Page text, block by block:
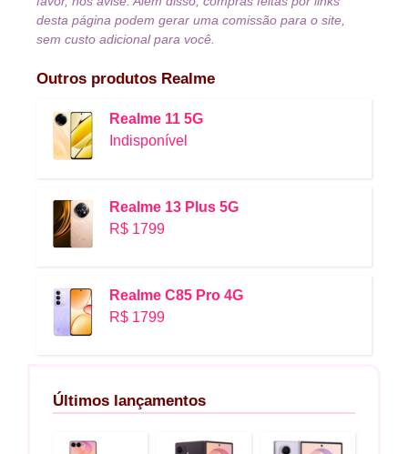
desta página podem gerar uma comissão para o site,
sem custo adicional para você.
Outros produtos Realme
Realme 11 5G
Indisponível
Realme 13 Plus 5G
R$ 1799
Realme C85 Pro 4G
R$ 1799
Últimos lançamentos